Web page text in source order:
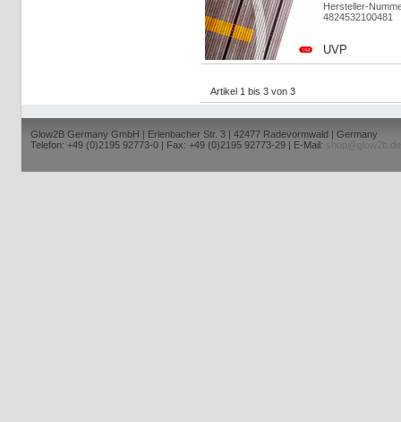
Hersteller-
4824532100481
UVP
Artikel 1 bis 3 von 3
Glow2B Germany GmbH | Erlenbacher Str. 3 | 42477 Radevormwald | Germany
Telefon: +49 (0)2195 92773-0 | Fax: +49 (0)2195 92773-29 | E-Mail:
shop@glow2b.de